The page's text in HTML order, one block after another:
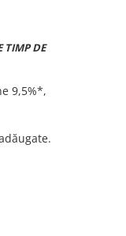
TIMP DE
9,5%*,